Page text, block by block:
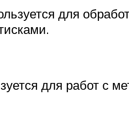
для
для работ с